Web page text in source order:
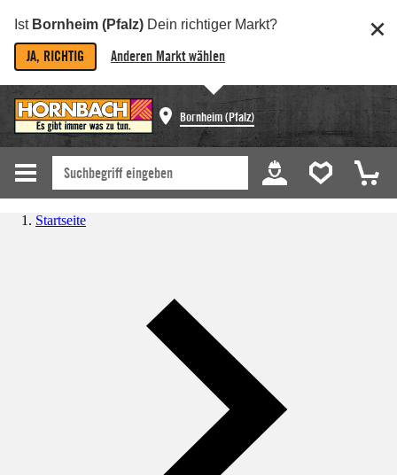
Ist Bornheim (Pfalz) Dein richtiger Markt?
JA, RICHTIG Anderen Markt wählen
Bornheim (Pfalz)
Startseite